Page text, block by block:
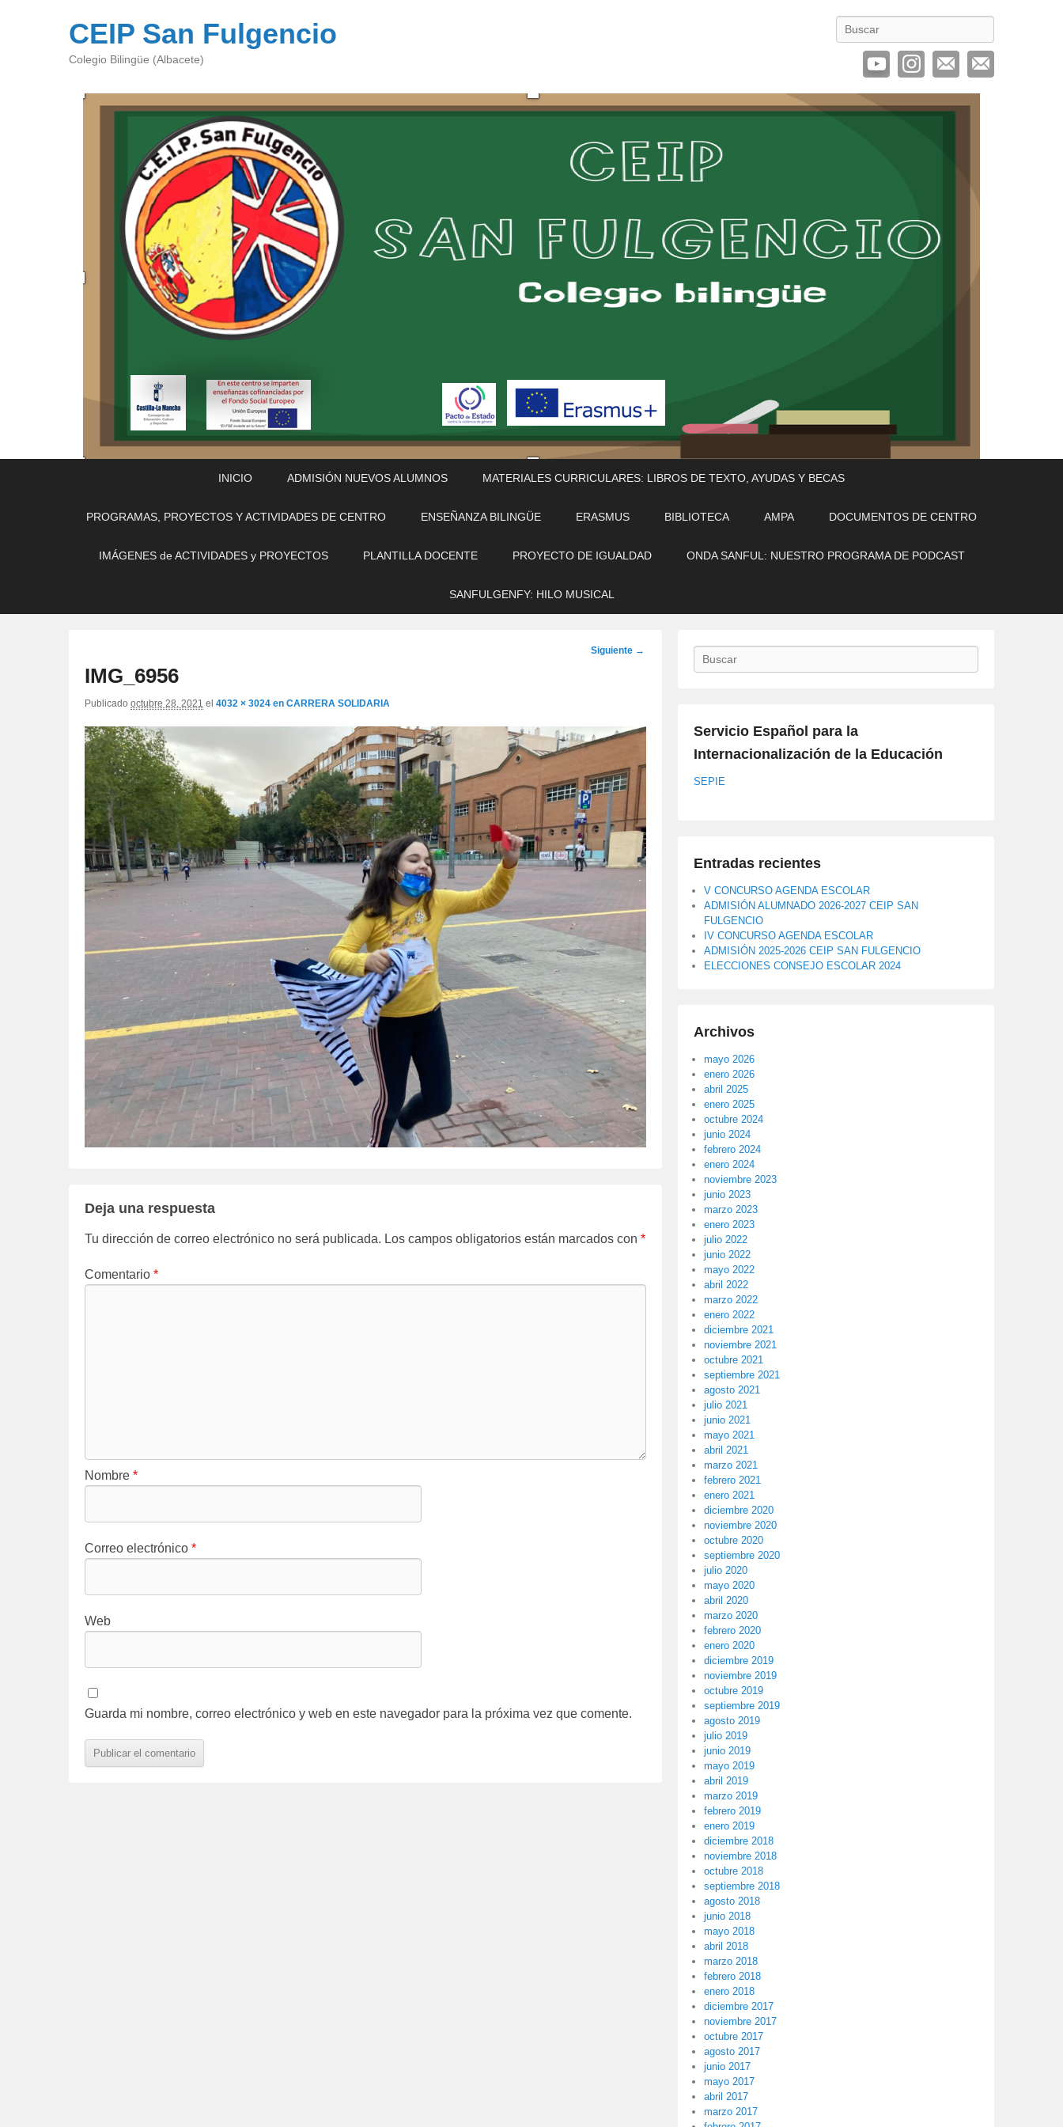
CEIP San Fulgencio
Colegio Bilingüe (Albacete)
Buscar
INICIO ADMISIÓN NUEVOS ALUMNOS MATERIALES CURRICULARES: LIBROS DE TEXTO, AYUDAS Y BECAS
PROGRAMAS, PROYECTOS Y ACTIVIDADES DE CENTRO ENSEÑANZA BILINGÜE ERASMUS BIBLIOTECA AMPA DOCUMENTOS DE CENTRO
IMÁGENES de ACTIVIDADES y PROYECTOS PLANTILLA DOCENTE PROYECTO DE IGUALDAD ONDA SANFUL: NUESTRO PROGRAMA DE PODCAST
SANFULGENFY: HILO MUSICAL
Navegación
Siguiente →
IMG_6956
Publicado octubre 28, 2021 el 4032 × 3024 en CARRERA SOLIDARIA
Deja una respuesta
Tu dirección de correo electrónico no será publicada. Los campos obligatorios están marcados con *
Comentario *
Nombre *
Correo electrónico *
Web
Guarda mi nombre, correo electrónico y web en este navegador para la próxima vez que comente.
Buscar
Servicio Español para la
Internacionalización de la Educación
SEPIE
Entradas recientes
V CONCURSO AGENDA ESCOLAR
ADMISIÓN ALUMNADO 2026-2027 CEIP SAN
FULGENCIO
IV CONCURSO AGENDA ESCOLAR
ADMISIÓN 2025-2026 CEIP SAN FULGENCIO
ELECCIONES CONSEJO ESCOLAR 2024
Archivos
mayo 2026
enero 2026
abril 2025
enero 2025
octubre 2024
junio 2024
febrero 2024
enero 2024
noviembre 2023
junio 2023
marzo 2023
enero 2023
julio 2022
junio 2022
mayo 2022
abril 2022
marzo 2022
enero 2022
diciembre 2021
noviembre 2021
octubre 2021
septiembre 2021
agosto 2021
julio 2021
junio 2021
mayo 2021
abril 2021
marzo 2021
febrero 2021
enero 2021
diciembre 2020
noviembre 2020
octubre 2020
septiembre 2020
julio 2020
mayo 2020
abril 2020
marzo 2020
febrero 2020
enero 2020
diciembre 2019
noviembre 2019
octubre 2019
septiembre 2019
agosto 2019
julio 2019
junio 2019
mayo 2019
abril 2019
marzo 2019
febrero 2019
enero 2019
diciembre 2018
noviembre 2018
octubre 2018
septiembre 2018
agosto 2018
junio 2018
mayo 2018
abril 2018
marzo 2018
febrero 2018
enero 2018
diciembre 2017
noviembre 2017
octubre 2017
agosto 2017
junio 2017
mayo 2017
abril 2017
marzo 2017